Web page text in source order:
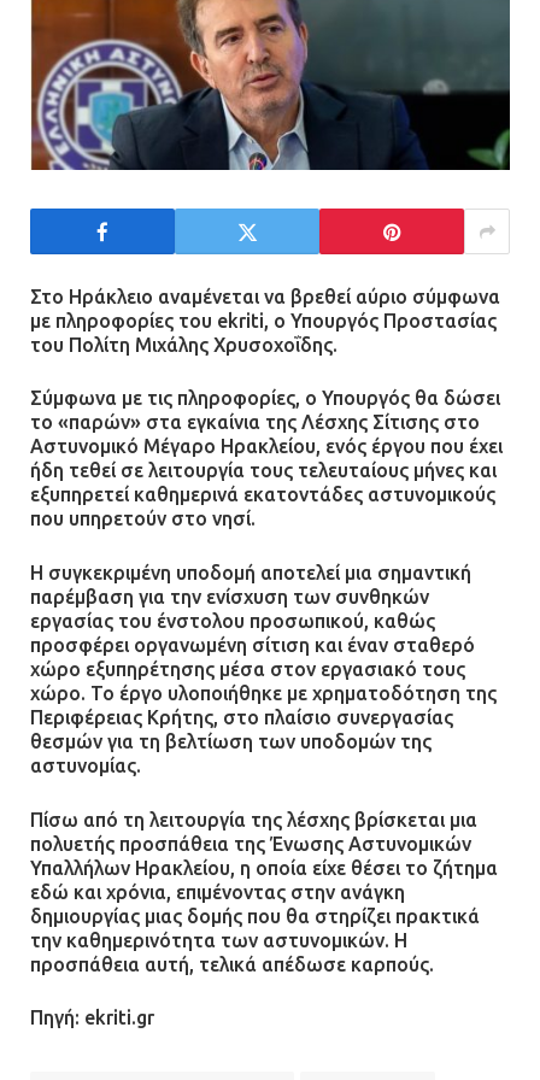
130.000 ευρώ στην Αττική
13.07.2026 | 20:44
Ασπρόπυργος: Πέθανε ένας από
μεγάλης έκρηξης στο εργοστάσιο
12.07.2026 | 15:07
Άργος: Στη φυλακή οι δύο
αστυνομικοί για τους
με αναπηρία
11.07.2026 | 22:59
Ένα πουλί «υπεύθυνο» για την
πρωινή διακοπή ρεύματος στη
09.07.2026 | 11:12
Φωτιά σε επιχείρηση στον
Ασπρόπυργο – Ήχησε το 112
09.07.2026 | 09:19
Δίωξη για απόπειρα
ανθρωποκτονίας στους δύο
αστυνομικούς
08.07.2026 | 22:30
Ομαδικός βιασμός 19χρονης στο
Στο Ηράκλειο αναμένεται να βρεθεί αύριο σύμφωνα
με πληροφορίες του ekriti, ο Υπουργός Προστασίας
του Πολίτη Μιχάλης Χρυσοχοΐδης.
Σύμφωνα με τις πληροφορίες, ο Υπουργός θα δώσει
το «παρών» στα εγκαίνια της Λέσχης Σίτισης στο
Αστυνομικό Μέγαρο Ηρακλείου, ενός έργου που έχει
ήδη τεθεί σε λειτουργία τους τελευταίους μήνες και
εξυπηρετεί καθημερινά εκατοντάδες αστυνομικούς
που υπηρετούν στο νησί.
Η συγκεκριμένη υποδομή αποτελεί μια σημαντική
παρέμβαση για την ενίσχυση των συνθηκών
εργασίας του ένστολου προσωπικού, καθώς
προσφέρει οργανωμένη σίτιση και έναν σταθερό
χώρο εξυπηρέτησης μέσα στον εργασιακό τους
χώρο. Το έργο υλοποιήθηκε με χρηματοδότηση της
Περιφέρειας Κρήτης, στο πλαίσιο συνεργασίας
θεσμών για τη βελτίωση των υποδομών της
αστυνομίας.
Πίσω από τη λειτουργία της λέσχης βρίσκεται μια
πολυετής προσπάθεια της Ένωσης Αστυνομικών
Υπαλλήλων Ηρακλείου, η οποία είχε θέσει το ζήτημα
εδώ και χρόνια, επιμένοντας στην ανάγκη
δημιουργίας μιας δομής που θα στηρίζει πρακτικά
την καθημερινότητα των αστυνομικών. Η
προσπάθεια αυτή, τελικά απέδωσε καρπούς.
Πηγή: ekriti.gr